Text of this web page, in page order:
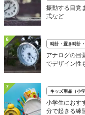
振動する目覚
式など
6
時計・置き時計
アナログの目
でデザイン性
7
キッズ用品（小学
小学生におす
分で起きる練